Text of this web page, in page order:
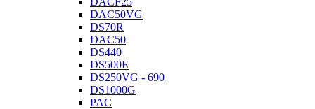
DAC50VG
DS70R
DAC50
DS440
DS500E
DS250VG - 690
DS1000G
PAC